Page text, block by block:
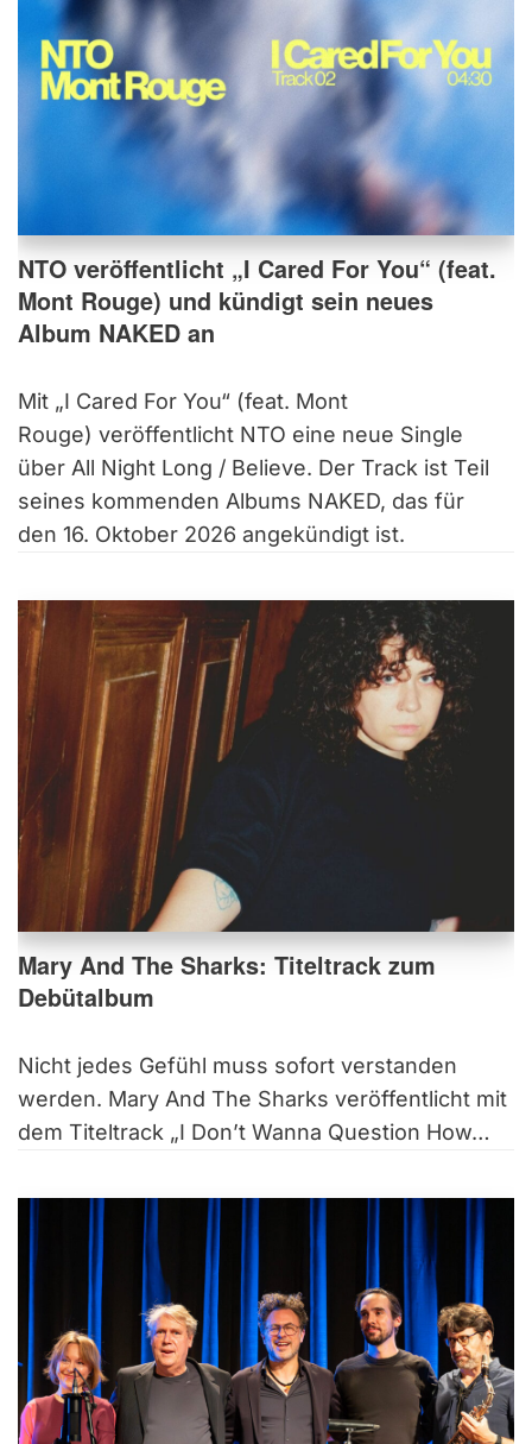
NTO veröffentlicht „I Cared For You“ (feat.
Mont Rouge) und kündigt sein neues
Album NAKED an
Mit „I Cared For You“ (feat. Mont
Rouge) veröffentlicht NTO eine neue Single
über All Night Long / Believe. Der Track ist Teil
seines kommenden Albums NAKED, das für
den 16. Oktober 2026 angekündigt ist.
Mary And The Sharks: Titeltrack zum
Debütalbum
Nicht jedes Gefühl muss sofort verstanden
werden. Mary And The Sharks veröffentlicht mit
dem Titeltrack „I Don’t Wanna Question How…